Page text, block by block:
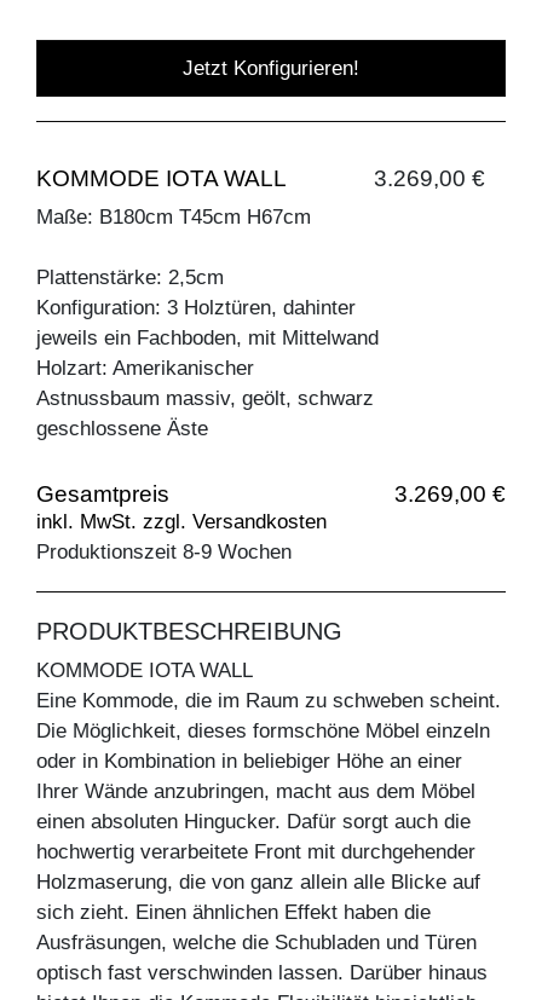
Jetzt Konfigurieren!
KOMMODE IOTA WALL 3.269,00 €
Maße: B180cm T45cm H67cm
Plattenstärke: 2,5cm
Konfiguration: 3 Holztüren, dahinter
jeweils ein Fachboden, mit Mittelwand
Holzart: Amerikanischer
Astnussbaum massiv, geölt, schwarz
geschlossene Äste
Gesamtpreis 3.269,00 €
inkl. MwSt. zzgl. Versandkosten
Produktionszeit 8-9 Wochen
PRODUKTBESCHREIBUNG
KOMMODE IOTA WALL
Eine Kommode, die im Raum zu schweben scheint.
Die Möglichkeit, dieses formschöne Möbel einzeln
oder in Kombination in beliebiger Höhe an einer
Ihrer Wände anzubringen, macht aus dem Möbel
einen absoluten Hingucker. Dafür sorgt auch die
hochwertig verarbeitete Front mit durchgehender
Holzmaserung, die von ganz allein alle Blicke auf
sich zieht. Einen ähnlichen Effekt haben die
Ausfräsungen, welche die Schubladen und Türen
optisch fast verschwinden lassen. Darüber hinaus